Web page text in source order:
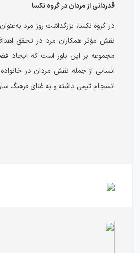
قدردانی از مردان در گروه نکسا
در گروه نکسا، بزرگداشت روز مرد
نقش مؤثر همکاران مرد در تحقق
مجموعه بر این باور است که ایجاد
انسانی از جمله نقش مردان در
انسجام تیمی داشته و به غنای فرهنگ